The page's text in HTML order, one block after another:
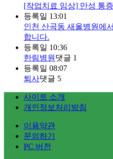
[작업치료 임상] 만성 통증
등록일 13:01
인천 산곡동 새올병원에
합니다.
등록일 10:36
한림병원 댓글 1
등록일 08:07
퇴사댓글 5
사이트 소개
개인정보처리방침
이용약관
문의하기
PC 버전